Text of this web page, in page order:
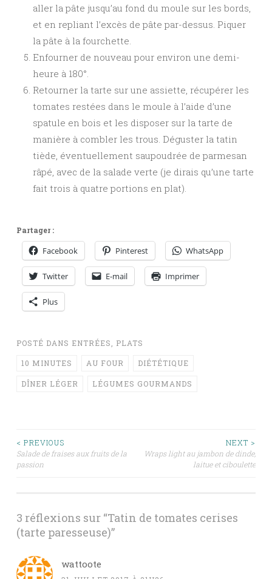
aller la pâte jusqu’au fond du moule sur les bords,
et en repliant l’excès de pâte par-dessus. Piquer
la pâte à la fourchette.
Enfourner de nouveau pour environ une demi-
heure à 180°.
Retourner la tarte sur une assiette, récupérer les
tomates restées dans le moule à l’aide d’une
spatule en bois et les disposer sur la tarte de
manière à combler les trous. Déguster la tatin
tiède, éventuellement saupoudrée de parmesan
râpé, avec de la salade verte (je dirais qu’une tarte
fait trois à quatre portions en plat).
Partager :
Facebook Pinterest WhatsApp
Twitter E-mail Imprimer
Plus
POSTÉ DANS ENTRÉES PLATS
10 MINUTES AU FOUR DIÉTÉTIQUE
DÎNER LÉGER LÉGUMES GOURMANDS
Navigation
des
< PREVIOUS
Salade de fraises aux fruits de la
passion
NEXT >
Wraps light au jambon de dinde,
laitue et ciboulette
3 réflexions sur “Tatin de tomates cerises
(tarte paresseuse)”
wattoote